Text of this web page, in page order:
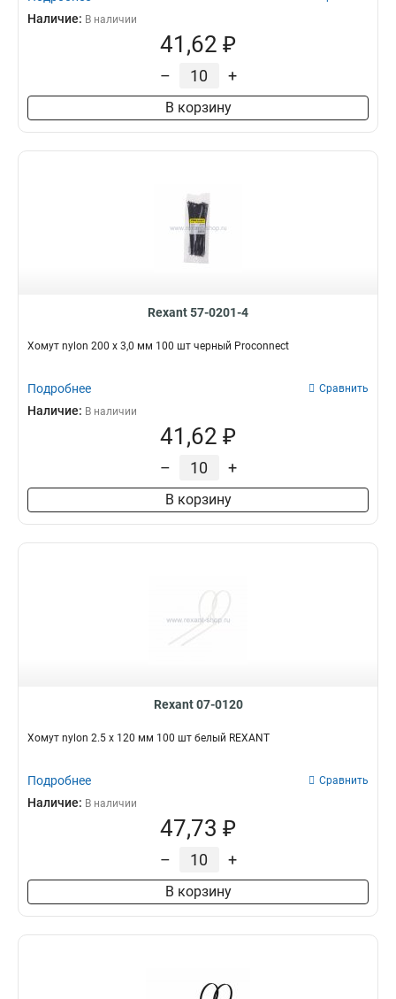
Наличие: В наличии
41,62 ₽
– +
В корзину
Rexant 57-0201-4
Хомут nylon 200 х 3,0 мм 100 шт черный Proconnect
Подробнее Сравнить
Наличие: В наличии
41,62 ₽
– +
В корзину
Rexant 07-0120
Хомут nylon 2.5 х 120 мм 100 шт белый REXANT
Подробнее Сравнить
Наличие: В наличии
47,73 ₽
– +
В корзину